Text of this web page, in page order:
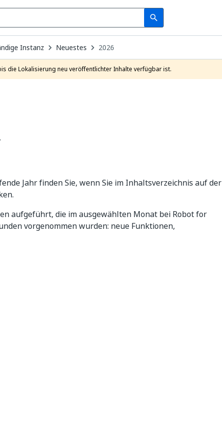
search
Search
Instanz Neuestes 2026
die Lokalisierung neu veröffentlichter Inhalte verfügbar ist.
Jahr finden Sie, wenn Sie im Inhaltsverzeichnis auf der
aufgeführt, die im ausgewählten Monat bei Robot for
vorgenommen wurden: neue Funktionen,